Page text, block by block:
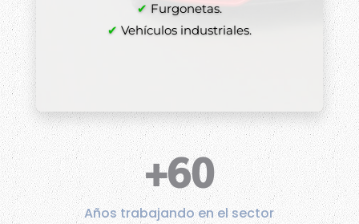
✔ Furgonetas.
✔ Vehículos industriales.
+60
Años trabajando en el sector